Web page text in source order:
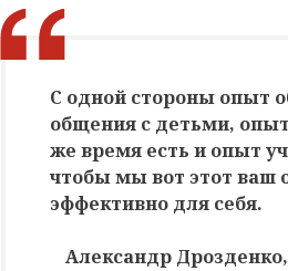
С одной стороны опыт
общения с детьми,
же время есть и опыт
чтобы мы вот этот ваш
эффективно для себя.
Александр